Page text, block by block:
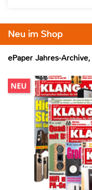
Neu im Shop
ePaper Jahres-